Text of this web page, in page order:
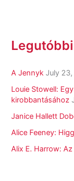
A Jennyk July
Louie Stowell:
kirobbantásához
Janice Hallett
Alice Feeney:
Alix E. Harrow: